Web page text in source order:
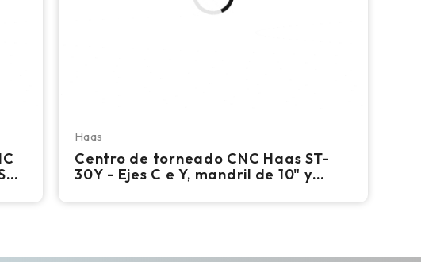
Haas
Centro de torneado CNC Haas ST-
30Y - Ejes C e Y, mandril de 10" y